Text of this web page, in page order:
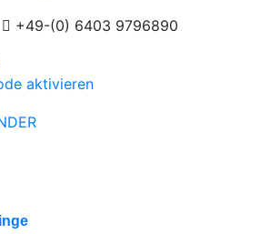
+49-(0) 6403 9796890
aktivieren